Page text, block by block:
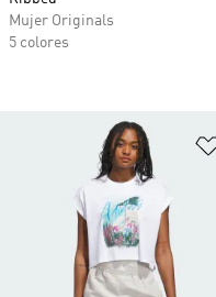
Mujer Originals
5 colores